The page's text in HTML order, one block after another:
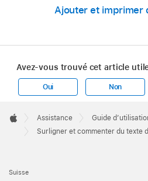
Ajouter et imprimer
Avez-vous trouvé cet article
Oui Non
Footer

Apple
Assistance
Guide
Surligner et commenter du texte
Suisse